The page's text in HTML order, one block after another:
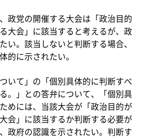
政党の開催する大会は「政治目的
大会」に該当すると考えるが、政
い。該当しないと判断する場合、
的に示されたい。
いて」の「個別具体的に判断すべ
。」との答弁について、「個別具
めには、当該大会が「政治目的が
会」に該当するか判断する必要が
政府の認識を示されたい。判断す